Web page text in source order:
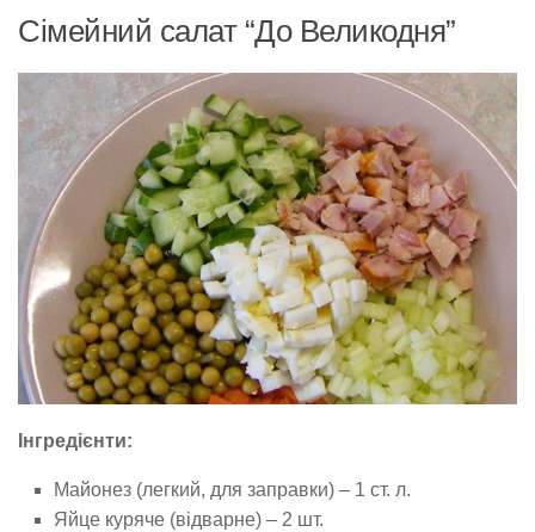
Сімейний салат “До Великодня”
Інгредієнти:
Майонез (легкий, для заправки) – 1 ст. л.
Яйце куряче (відварне) – 2 шт.